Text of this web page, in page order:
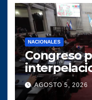
NACIONALES
Congreso
gabinete
Arévalo
AGOSTO 5, 2026